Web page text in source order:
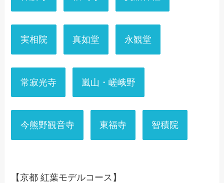
実相院 真如堂 永観堂
常寂光寺 嵐山・嵯峨野
今熊野観音寺 東福寺 智積院
【京都 紅葉モデルコース】